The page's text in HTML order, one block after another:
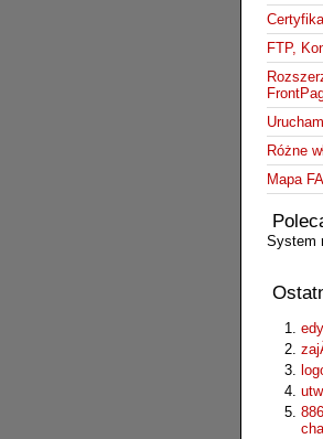
FTP,
Różne
Mapa
System